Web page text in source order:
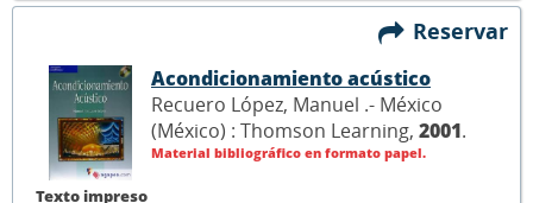
Reservar
Texto impreso
Acondicionamiento acústico
Recuero López, Manuel .- México
(México) : Thomson Learning, 2001.
Material bibliográfico en formato papel.